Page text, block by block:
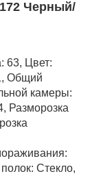
Черный/
63, Цвет:
Общий
камеры:
Разморозка
Стекло,